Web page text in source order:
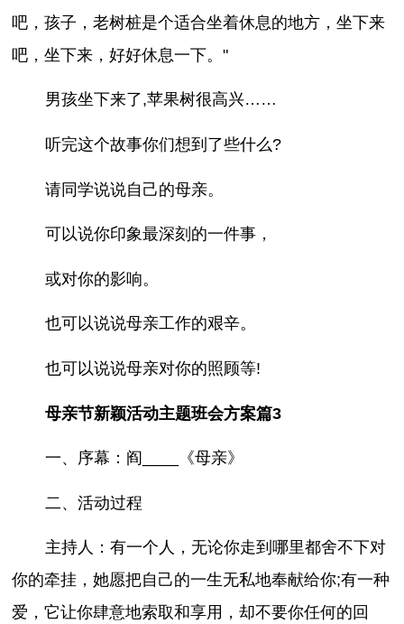
吧，孩子，老树桩是个适合坐着休息的地方，坐下来
吧，坐下来，好好休息一下。"
男孩坐下来了,苹果树很高兴……
听完这个故事你们想到了些什么?
请同学说说自己的母亲。
可以说你印象最深刻的一件事，
或对你的影响。
也可以说说母亲工作的艰辛。
也可以说说母亲对你的照顾等!
母亲节新颖活动主题班会方案篇3
一、序幕：阎____《母亲》
二、活动过程
主持人：有一个人，无论你走到哪里都舍不下对
你的牵挂，她愿把自己的一生无私地奉献给你;有一种
爱，它让你肆意地索取和享用，却不要你任何的回